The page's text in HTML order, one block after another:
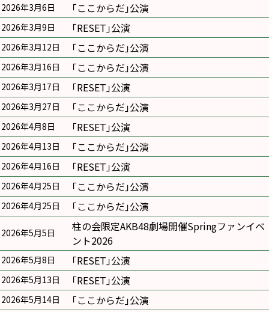
2026年3月6日 ｢ここからだ｣公演
2026年3月9日 ｢RESET｣公演
2026年3月12日 ｢ここからだ｣公演
2026年3月16日 ｢ここからだ｣公演
2026年3月17日 ｢RESET｣公演
2026年3月27日 ｢ここからだ｣公演
2026年4月8日 ｢RESET｣公演
2026年4月13日 ｢ここからだ｣公演
2026年4月16日 ｢RESET｣公演
2026年4月25日 ｢ここからだ｣公演
2026年4月25日 ｢ここからだ｣公演
2026年5月5日
柱の会限定AKB48劇場開催Springファンイベ
ント2026
2026年5月8日 ｢RESET｣公演
2026年5月13日 ｢RESET｣公演
2026年5月14日 ｢ここからだ｣公演